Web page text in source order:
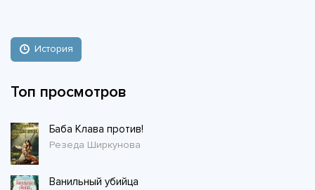
История
Топ просмотров
Баба Клава против!
Резеда Ширкунова
Ванильный убийца